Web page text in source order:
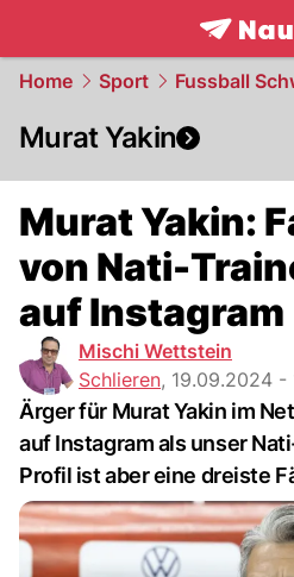
Home Sport Fussball
Murat Yakin
Murat Yakin:
von Nati-
auf Instagram
Mischi Wettstein
Schlieren, 19.09.2024 -
Ärger für Murat Yakin im
auf Instagram als unser
Profil ist aber eine dreiste